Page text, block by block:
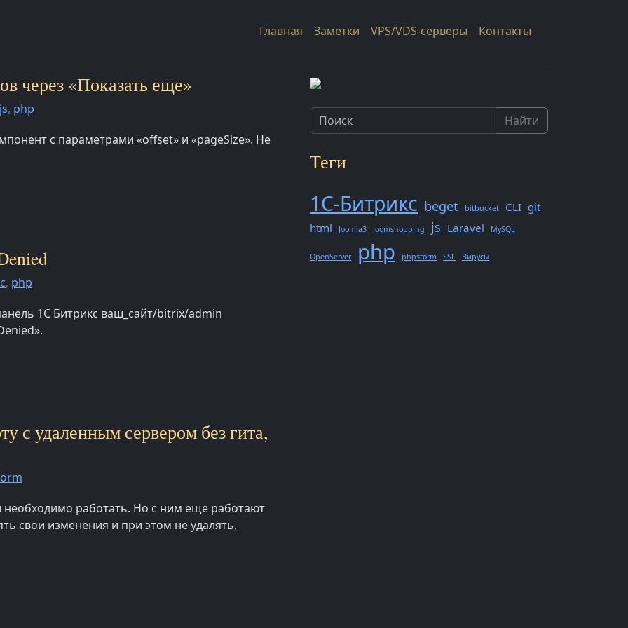
Главная Заметки VPS/VDS-серверы Контакты
через «Показать еще»
js, php
с параметрами «offset» и «pageSize». Не
, php
1С Битрикс ваш_сайт/bitrix/admin
с удаленным сервером без гита,
необходимо работать. Но с ним еще работают
свои изменения и при этом не удалять,
Найти
Теги
1С-Битрикс beget bitbucket CLI git
html
Joomla3 Joomshopping js Laravel MySQL
OpenServer php phpstorm SSL Вирусы